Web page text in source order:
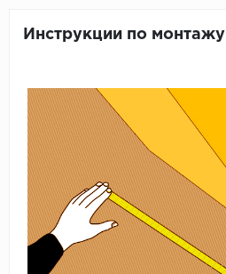
Инструкции по монтажу